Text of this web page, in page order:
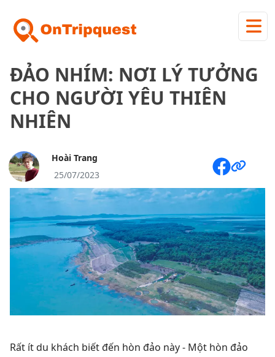
ĐẢO NHÍM: NƠI LÝ TƯỞNG
CHO NGƯỜI YÊU THIÊN
NHIÊN
Hoài Trang
25/07/2023
Rất ít du khách biết đến hòn đảo này - Một hòn đảo